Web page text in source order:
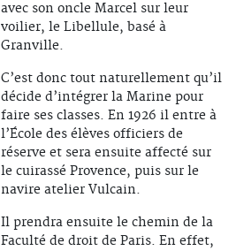
avec son oncle Marcel sur leur
voilier, le Libellule, basé à
Granville.
C’est donc tout naturellement qu’il
décide d’intégrer la Marine pour
faire ses classes. En 1926 il entre à
l’École des élèves officiers de
réserve et sera ensuite affecté sur
le cuirassé Provence, puis sur le
navire atelier Vulcain.
Il prendra ensuite le chemin de la
Faculté de droit de Paris. En effet,